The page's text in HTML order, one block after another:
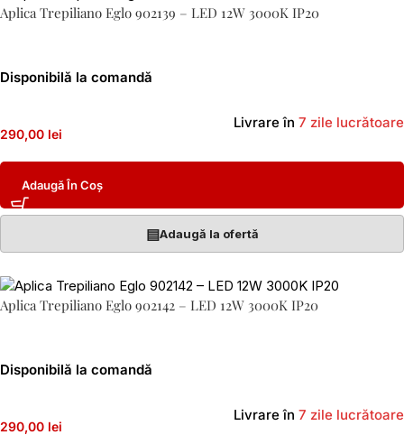
Aplica Trepiliano Eglo 902139 – LED 12W 3000K IP20
Disponibilă la comandă
290,00 lei
Livrare în 7 zile lucrătoare
Adaugă În Coș
▤Adaugă la ofertă
Aplica Trepiliano Eglo 902142 – LED 12W 3000K IP20
Disponibilă la comandă
290,00 lei
Livrare în 7 zile lucrătoare